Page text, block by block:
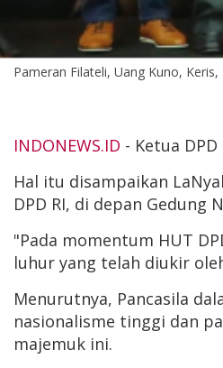
Pameran Filateli, Uang Kuno,
INDONEWS.ID - Ketua
Hal itu disampaikan
DPD RI, di depan Gedung
"Pada momentum HUT
luhur yang telah diukir
Menurutnya, Pancasila
nasionalisme tinggi dan
majemuk ini.